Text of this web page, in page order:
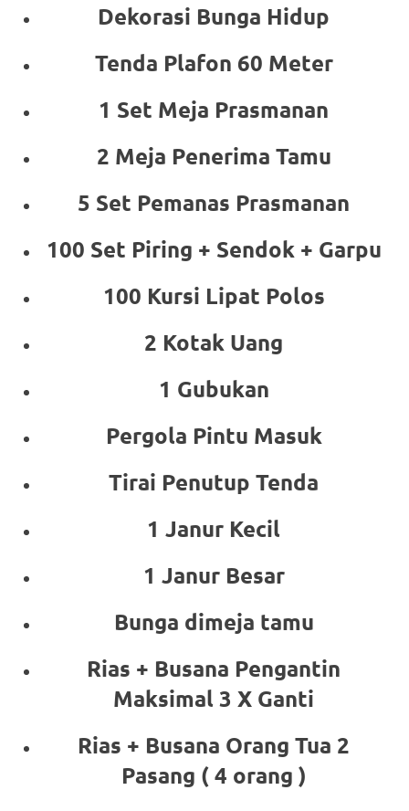
Dekorasi Bunga Hidup
Tenda Plafon 60 Meter
1 Set Meja Prasmanan
2 Meja Penerima Tamu
5 Set Pemanas Prasmanan
100 Set Piring + Sendok + Garpu
100 Kursi Lipat Polos
2 Kotak Uang
1 Gubukan
Pergola Pintu Masuk
Tirai Penutup Tenda
1 Janur Kecil
1 Janur Besar
Bunga dimeja tamu
Rias + Busana Pengantin
Maksimal 3 X Ganti
Rias + Busana Orang Tua 2
Pasang ( 4 orang )